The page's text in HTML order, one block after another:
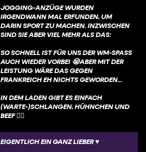
JOGGING-ANZÜGE WURDEN
IRGENDWANN MAL ERFUNDEN, UM
DARIN SPORT ZU MACHEN. INZWISCHEN
SIND SIE ABER VIEL MEHR ALS DAS:
SO SCHNELL IST FÜR UNS DER WM-SPASS A
UCH WIEDER VORBEI 😭ABER MIT DER L
EISTUNG WÄRE DAS GEGEN F
RANKREICH EH NICHTS GEWORDEN…
IN DEM LADEN GIBT ES EINFACH
(WARTE-)SCHLANGEN, HÜHNCHEN UND
BEEF 😵‍💫
EIGENTLICH EIN GANZ LIEBER ♥️